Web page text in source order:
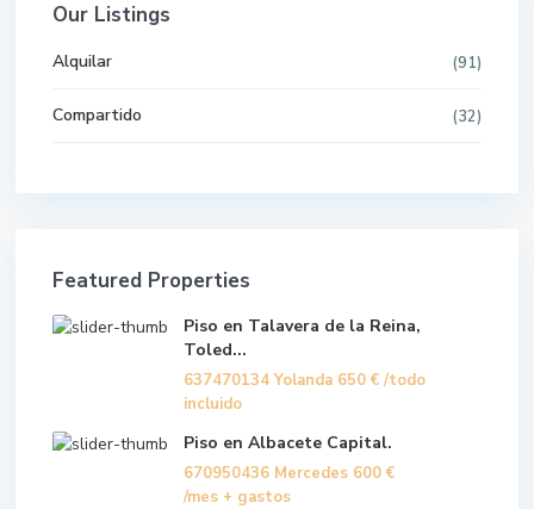
Our Listings
Alquilar (91)
Compartido (32)
Featured Properties
Piso en Talavera de la Reina,
Toled...
637470134 Yolanda 650 € /todo
incluido
Piso en Albacete Capital.
670950436 Mercedes 600 €
/mes + gastos